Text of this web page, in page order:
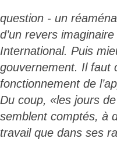
question - un
d’un revers
International. Puis
gouvernement. Il faut
fonctionnement de
Du coup, «les jours
semblent comptés, à
travail que dans ses